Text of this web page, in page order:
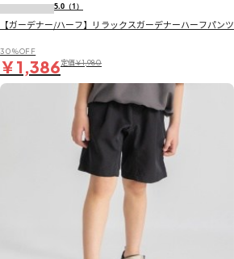
5.0 （1）
【ガーデナー/ハーフ】リラックスガーデナーハーフパンツ
30％OFF
￥1,386定価￥1,980